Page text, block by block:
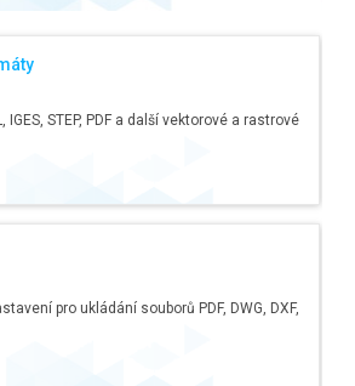
IGES, STEP, PDF a další vektorové a rastrové
pro ukládání souborů PDF, DWG, DXF,